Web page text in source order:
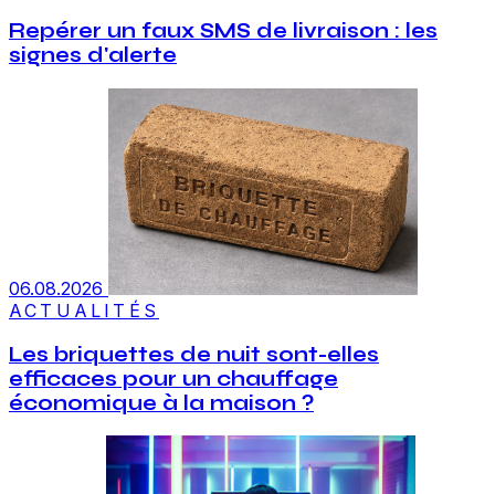
Repérer un faux SMS de livraison : les
signes d'alerte
06.08.2026
ACTUALITÉS
Les briquettes de nuit sont-elles
efficaces pour un chauffage
économique à la maison ?